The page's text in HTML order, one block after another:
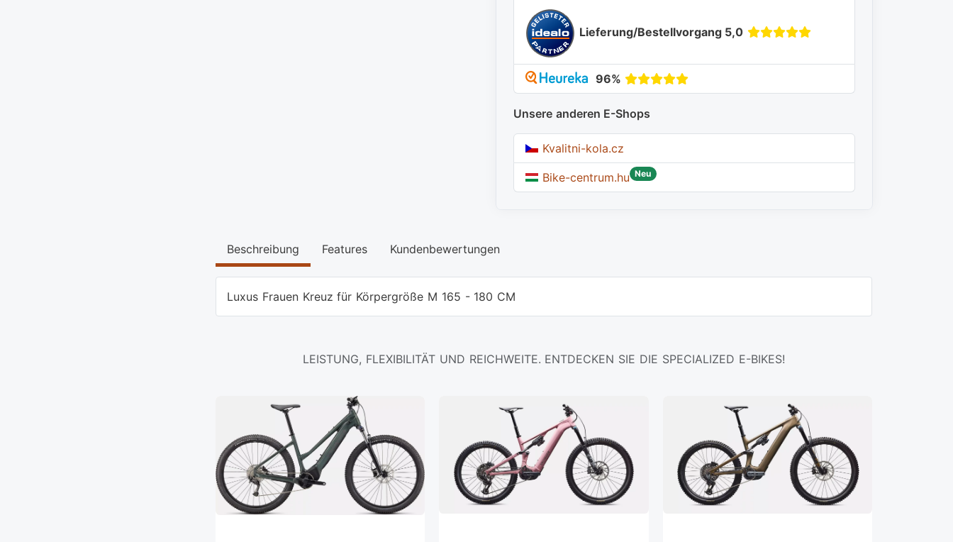
Lieferung/Bestellvorgang 5,0
96%
Unsere anderen E-Shops
Kvalitni-kola.cz
Bike-centrum.hu Neu
Beschreibung Features Kundenbewertungen
Luxus Frauen Kreuz für Körpergröße M 165 - 180 CM
LEISTUNG, FLEXIBILITÄT UND REICHWEITE. ENTDECKEN SIE DIE SPECIALIZED E-BIKES!